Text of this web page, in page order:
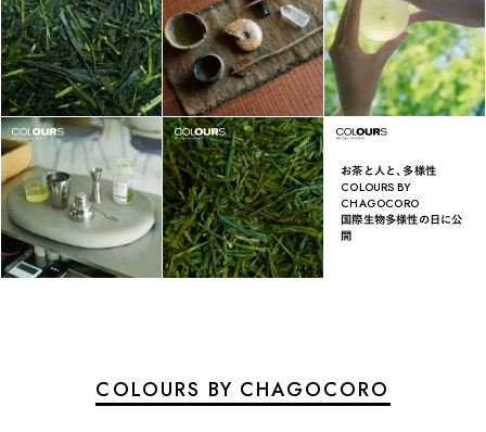
お茶と人と、多様性
COLOURS BY
CHAGOCORO
国際生物多様性の日に公
開
COLOURS BY CHAGOCORO